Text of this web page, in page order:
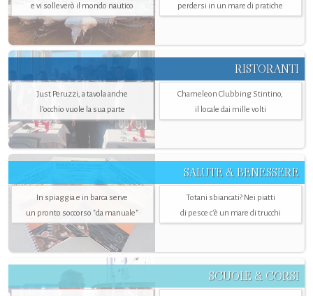
e vi solleverò il mondo nautico
perdersi in un mare di pratiche
RISTORANTI
Just Peruzzi, a tavola anche
l’occhio vuole la sua parte
Chameleon Clubbing Stintino,
il locale dai mille volti
SALUTE & BENESSERE
In spiaggia e in barca serve
un pronto soccorso "da manuale"
Totani sbiancati? Nei piatti
di pesce c'è un mare di trucchi
SCUOLE & CORSI